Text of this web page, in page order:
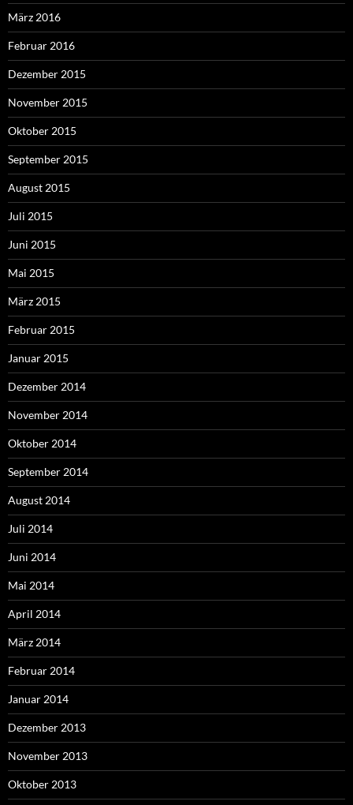
März 2016
Februar 2016
Dezember 2015
November 2015
Oktober 2015
September 2015
August 2015
Juli 2015
Juni 2015
Mai 2015
März 2015
Februar 2015
Januar 2015
Dezember 2014
November 2014
Oktober 2014
September 2014
August 2014
Juli 2014
Juni 2014
Mai 2014
April 2014
März 2014
Februar 2014
Januar 2014
Dezember 2013
November 2013
Oktober 2013